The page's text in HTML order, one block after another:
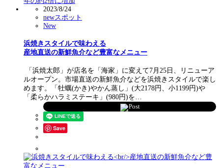
2023/8/24
newスポット
New
浜焼きスタイルで味わえる
産地直送の新鮮魚介など豊富なメニュー
「浜焼太郎」が店名を「海家」に変えて7月25日、リニューア
ルオープン。市場直送の新鮮魚介などを浜焼きスタイルで楽し
めます。「牡蠣(かき)やかん蒸し」(大2178円、小1199円)や
「柔らかハラミステーキ」(980円)を…
Post
Save